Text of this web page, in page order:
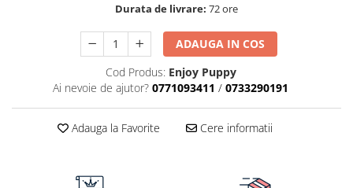
Durata de livrare: 72 ore
ADAUGA IN COS
Cod Produs: Enjoy Puppy
Ai nevoie de ajutor? 0771093411 / 0733290191
Adauga la Favorite Cere informatii